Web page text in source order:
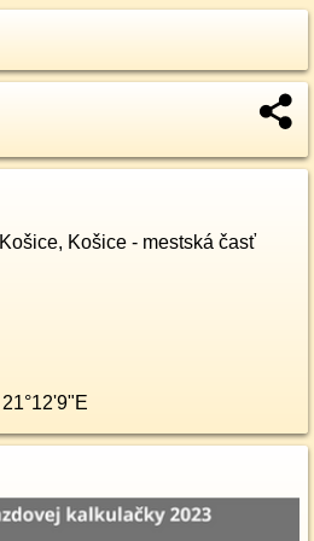
Košice, Košice - mestská časť
21°12'9"E